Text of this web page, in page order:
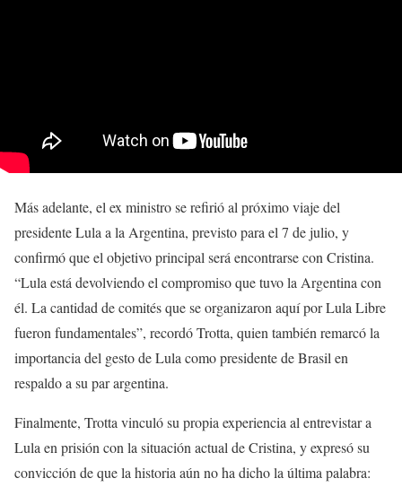
Más adelante, el ex ministro se refirió al próximo viaje del
presidente Lula a la Argentina, previsto para el 7 de julio, y
confirmó que el objetivo principal será encontrarse con Cristina.
“Lula está devolviendo el compromiso que tuvo la Argentina con
él. La cantidad de comités que se organizaron aquí por Lula Libre
fueron fundamentales”, recordó Trotta, quien también remarcó la
importancia del gesto de Lula como presidente de Brasil en
respaldo a su par argentina.
Finalmente, Trotta vinculó su propia experiencia al entrevistar a
Lula en prisión con la situación actual de Cristina, y expresó su
convicción de que la historia aún no ha dicho la última palabra: